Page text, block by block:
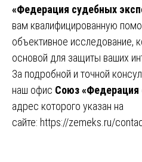
«Федерация судебных
вам квалифицированную
объективное исследование,
основой для защиты ваших
За подробной и точной
наш офис Союз «Федерация
адрес которого указан на
сайте: https://zemeks.ru/